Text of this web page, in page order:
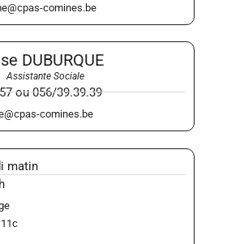
comines.be
DUBURQUE
Assistante Sociale
ou 056/39.39.39
comines.be
matin